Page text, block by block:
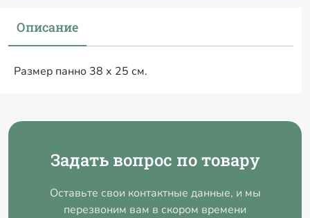
Описание
Размер панно 38 х 25 см.
Задать вопрос по товару
Оставьте свои контактные данные, и мы
перезвоним вам в скором времени